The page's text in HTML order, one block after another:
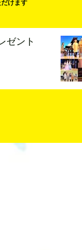
けます
ゼント